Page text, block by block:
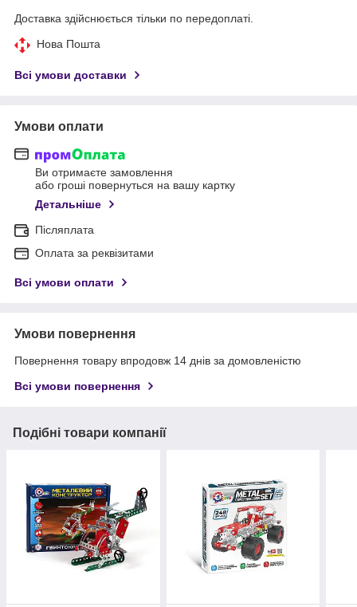
Доставка здійснюється тільки по передоплаті.
Нова Пошта
Всі умови доставки
Умови оплати
Ви отримаєте замовлення
або гроші повернуться на вашу картку
Детальніше
Післяплата
Оплата за реквізитами
Всі умови оплати
Умови повернення
Повернення товару впродовж 14 днів за домовленістю
Всі умови повернення
Подібні товари компанії